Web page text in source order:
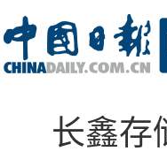
长鑫存